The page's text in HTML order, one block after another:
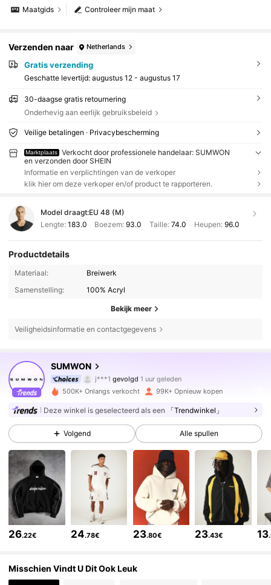
Controleer mijn maat
Maatgids
Verzenden naar Netherlands
Gratis verzending
Geschatte levertijd: augustus 12 - augustus 17
30-daagse gratis retournering
Onderhevig aan eerlijk gebruiksbeleid
Veilige betalingen · Privacybescherming
Marktplaats
Verkocht door professionele handelaar: SUMWON
en verzonden door SHEIN
Informatie en verplichtingen van de verkoper
klik hier om deze verkoper en/of product te rapporteren.
Model draagt:EU 48 (M)
Lengte: 183.0 Boezem:93.0 Taille: 74.0 Heupen: 96.0
Productdetails
Materiaal:
Breiwerk
Samenstelling:
100% Acryl
Bekijk meer
Veiligheidsinformatie en contactgegevens
SUMWON j***1
l***3 is aan het browsen
4.83
1M Volgers
1M Volgers
4.83
4.83 1M Volgers
500K+ Onlangs verkocht 99K+ Opnieuw kopen
Deze winkel is geselecteerd als een 「Trendwinkel」
Volgend Alle spullen
26.22€ 24.78€ 23.80€ 23.43€ 13
Misschien Vindt U Dit Ook Leuk